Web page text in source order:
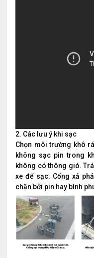
2. Các lưu ý khi sạc
Chọn môi trường khô
không sạc pin trong
không có thông gió.
xe để sạc. Cổng xả
chặn bởi pin hay bình